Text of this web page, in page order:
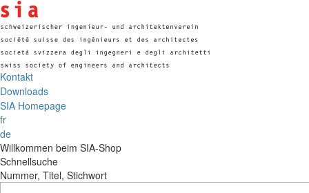
Kontakt
Downloads
SIA Homepage
fr
de
Willkommen beim SIA-Shop
Schnellsuche
Nummer, Titel, Stichwort